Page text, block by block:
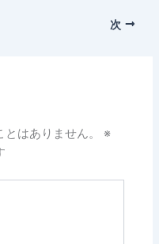
次
はありません。
※